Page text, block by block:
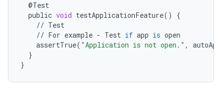
@Test
public void testApplicationFeature()
{
// Test
// For example - Test if app is open
assertTrue( "Application is not open." ,
}
}